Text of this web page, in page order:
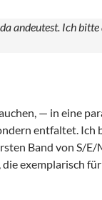
andeutest. Ich
— in eine
entfaltet. Ich
Band von S/
exemplarisch